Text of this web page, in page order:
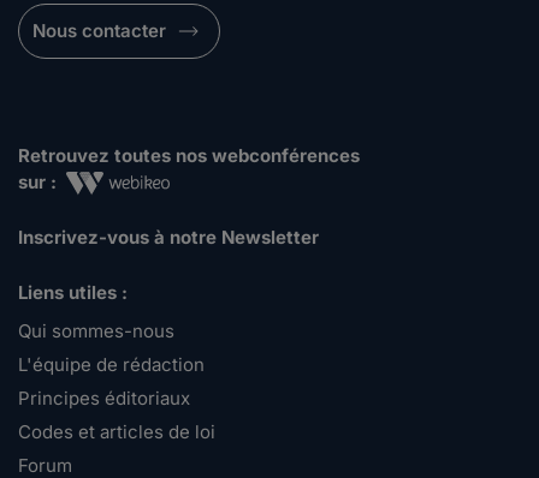
Nous contacter
Retrouvez toutes nos webconférences
sur :
Inscrivez-vous à notre Newsletter
Liens utiles :
Qui sommes-nous
L'équipe de rédaction
Principes éditoriaux
Codes et articles de loi
Forum